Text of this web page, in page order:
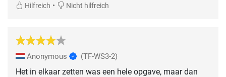
Hilfreich • Nicht hilfreich
Anonymous (TF-WS3-2)
Het in elkaar zetten was een hele opgave, maar dan